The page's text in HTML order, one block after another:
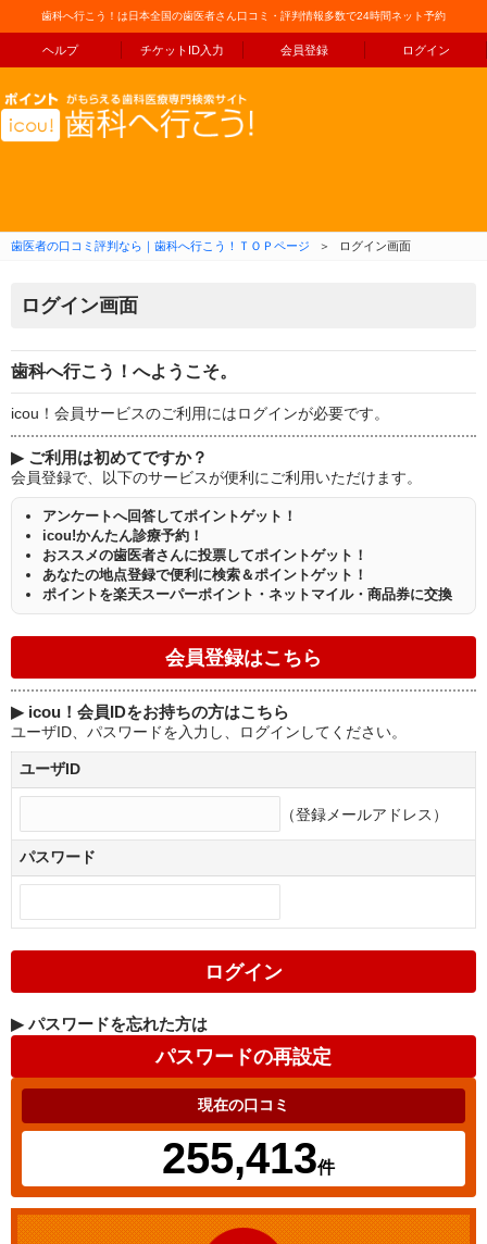
歯科へ行こう！は日本全国の歯医者さん口コミ・評判情報多数で24時間ネット予約
ヘルプ チケットID入力 会員登録 ログイン
コンテンツへ移動
歯医者の口コミ評判なら｜歯科へ行こう！ＴＯＰページ ＞ ログイン画面
ログイン画面
歯科へ行こう！へようこそ。
icou！会員サービスのご利用にはログインが必要です。
▶ ご利用は初めてですか？
会員登録で、以下のサービスが便利にご利用いただけます。
アンケートへ回答してポイントゲット！
icou!かんたん診療予約！
おススメの歯医者さんに投票してポイントゲット！
あなたの地点登録で便利に検索＆ポイントゲット！
ポイントを楽天スーパーポイント・ネットマイル・商品券に交換
▶ icou！会員IDをお持ちの方はこちら
ユーザID、パスワードを入力し、ログインしてください。
ユーザID
（登録メールアドレス）
パスワード
▶ パスワードを忘れた方は
現在の口コミ
255,413件